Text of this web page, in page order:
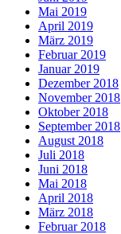
Mai 2019
April 2019
März 2019
Februar 2019
Januar 2019
Dezember 2018
November 2018
Oktober 2018
September 2018
August 2018
Juli 2018
Juni 2018
Mai 2018
April 2018
März 2018
Februar 2018